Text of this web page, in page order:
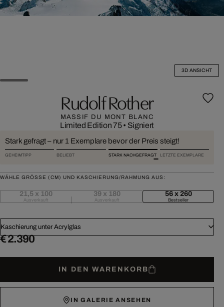
3D ANSICHT
Rudolf Rother
MASSIF DU MONT BLANC
Limited Edition 75• Signiert
Stark gefragt – nur 1 Exemplare bevor der Preis steigt!
GEHEIMTIPP BELIEBT STARK NACHGEFRAGT LETZTE EXEMPLARE
WÄHLE GRÖSSE (CM) UND KASCHIERUNG/RAHMUNG AUS:
21,5 x 100
Ausverkauft
39 x 180
Ausverkauft
56 x 260
Bestseller
Kaschierung unter Acrylglas
€ 2.390
IN DEN WARENKORB
IN GALERIE ANSEHEN